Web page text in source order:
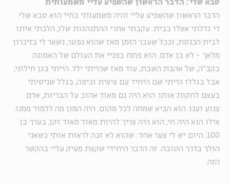
סבא שלי: הדבר הראשון שהשפיע עליי משמעותית
הדבר הראשון שהשפיע עליי והיה משמעותי בחיי הוא סבא שלי.
די גדלתי אצלו בבית. עקבתי אחרי ההתנהגות שלו, הלכתי איתו
לבית הכנסת, וככל שעבר הזמן מאז שהוא נפטר, נשאר לי בזיכרון
מלאך - לא בן אדם. הוא פתח בפניי את העולם של האמונה
בקב"ה, של אהבת השבת, עוד מאז שהייתי ילד. הייתי בגן חילוני,
אבל בגללו הייתי שם היחיד עם ציצית וכיפה, בגלל שניסיתי
בעצם לחקות אותו. הוא היה גם מאוד אהוב על הבריות, אדם
צנוע וענו. הוא הביא שמחה לכל מקום. היה המון מה ללמוד ממנו.
אילו הוא היה חי, הוא היה צריך להיות מאוד מאוד זקן, בערך בן
100. היום יש לי צער אחד: שהוא לא זכה לראות אותי כשאני
הולך בדרך הטובה. זה הדבר היחידי שקצת מעיק עליי בהקשר
הזה.